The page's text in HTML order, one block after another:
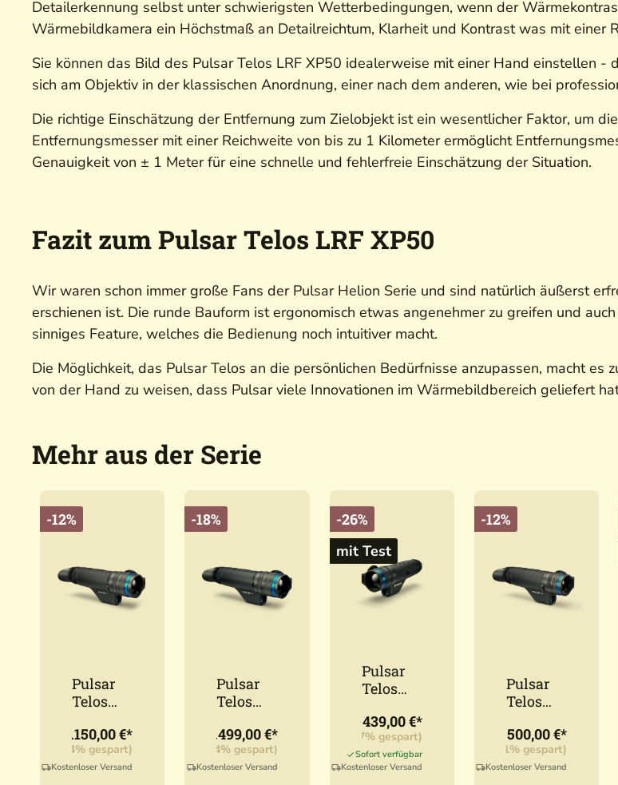
Detailerkennung selbst unter schwierigsten Wetterbedingungen, wenn der
Wärmebildkamera ein Höchstmaß an Detailreichtum, Klarheit und Kontrast was mit einer
Sie können das Bild des Pulsar Telos LRF XP50 idealerweise mit einer Hand einstellen
sich am Objektiv in der klassischen Anordnung, einer nach dem anderen, wie bei
Die richtige Einschätzung der Entfernung zum Zielobjekt ist ein wesentlicher Faktor, um
Entfernungsmesser mit einer Reichweite von bis zu 1 Kilometer ermöglicht
Genauigkeit von ± 1 Meter für eine schnelle und fehlerfreie Einschätzung der Situation.
Fazit zum Pulsar Telos LRF XP50
Wir waren schon immer große Fans der Pulsar Helion Serie und sind natürlich äußerst
erschienen ist. Die runde Bauform ist ergonomisch etwas angenehmer zu greifen und
sinniges Feature, welches die Bedienung noch intuitiver macht.
Die Möglichkeit, das Pulsar Telos an die persönlichen Bedürfnisse anzupassen, macht
von der Hand zu weisen, dass Pulsar viele Innovationen im Wärmebildbereich geliefert
Mehr aus der Serie
-12%
Pulsar
Telos
XG50
2.150,00 €*
(12,24% gespart)
Kostenloser Versand
-18%
Pulsar
Telos
XL50
3.499,00 €*
UVP:4.290,00 €* (18,44% gespart)
Kostenloser Versand
-26%
mit Test
Pulsar
Telos
XP50
2.439,00 €*
UVP:3.290,00 €* (25,87% gespart)
Sofort verfügbar
Kostenloser Versand
-12%
Pulsar
Telos
XQ35
1.500,00 €*
UVP:1.699,00 €* (11,71% gespart)
Kostenloser Versand
UVP:2.250,00 €*